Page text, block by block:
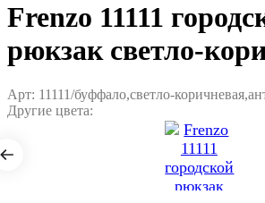
Frenzo 11111
рюкзак светло-
Арт: 11111/буффало,светло-
Другие цвета: